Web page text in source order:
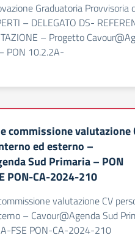
Graduatoria Provvisoria
– DELEGATO DS-
– Progetto
PON 10.2.2A-
commissione valutazione
ed esterno –
Sud Primaria – PON
PON-CA-2024-210
valutazione CV
– Cavour@Agenda Sud
FSE PON-CA-2024-210